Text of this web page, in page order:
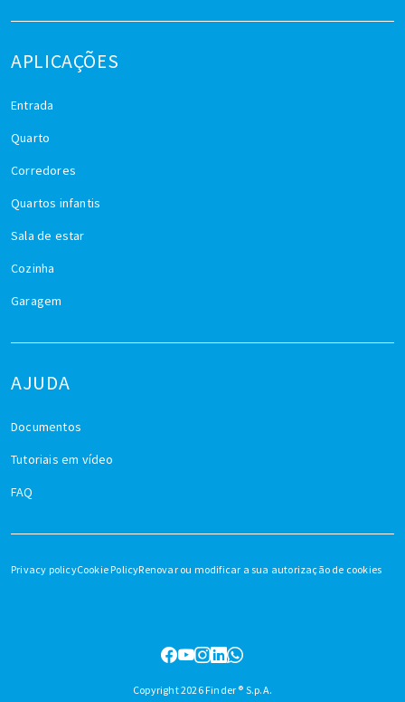
APLICAÇÕES
Entrada
Quarto
Corredores
Quartos infantis
Sala de estar
Cozinha
Garagem
AJUDA
Documentos
Tutoriais em vídeo
FAQ
Copyright 2026 Finder ® S.p.A.
Privacy policyCookie PolicyRenovar ou modificar a sua autorização de cookies